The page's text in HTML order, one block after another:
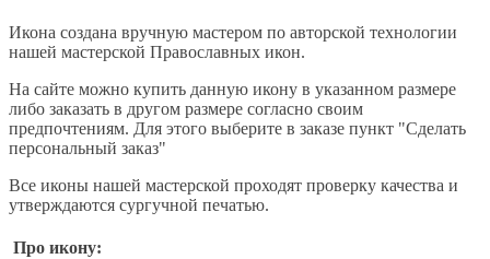
Икона создана вручную мастером по авторской технологии
нашей мастерской Православных икон.
На сайте можно купить данную икону в указанном размере
либо заказать в другом размере согласно своим
предпочтениям. Для этого выберите в заказе пункт "Сделать
персональный заказ"
Все иконы нашей мастерской проходят проверку качества и
утверждаются сургучной печатью.
Про икону: